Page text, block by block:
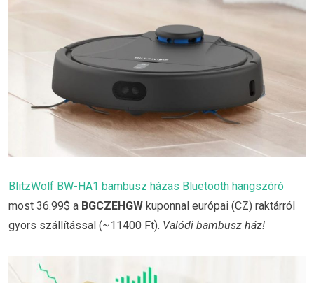
BlitzWolf BW-HA1 bambusz házas Bluetooth hangszóró
most 36.99$ a BGCZEHGW kuponnal európai (CZ) raktárról
gyors szállítással (~11400 Ft). Valódi bambusz ház!